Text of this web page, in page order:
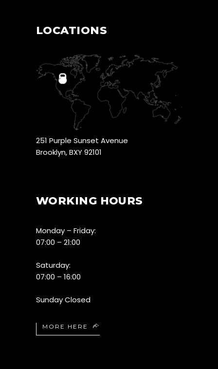
LOCATIONS
251 Purple Sunset Avenue
Brooklyn, BXY 92101
WORKING HOURS
Monday – Friday:
07:00 – 21:00
Saturday:
07:00 – 16:00
Sunday Closed
MORE HERE